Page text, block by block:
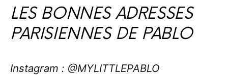
LES BONNES ADRESSES
PARISIENNES DE PABLO
Instagram : @MYLITTLEPABLO